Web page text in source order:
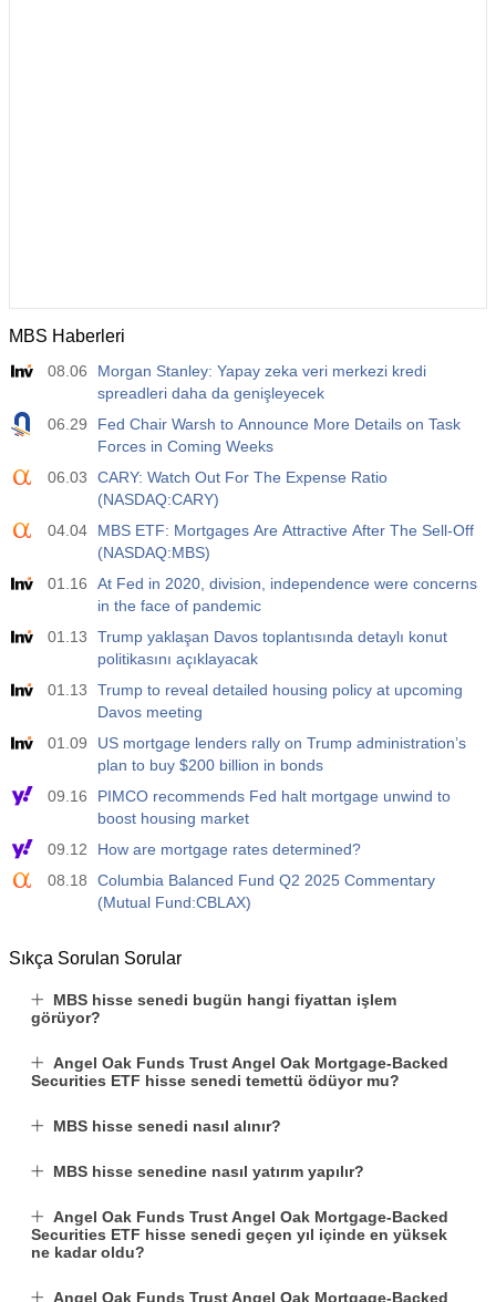
MBS Haberleri
08.06
Morgan Stanley: Yapay zeka veri merkezi kredi
spreadleri daha da genişleyecek
06.29
Fed Chair Warsh to Announce More Details on Task
Forces in Coming Weeks
06.03
CARY: Watch Out For The Expense Ratio
(NASDAQ:CARY)
04.04
MBS ETF: Mortgages Are Attractive After The Sell-Off
(NASDAQ:MBS)
01.16
At Fed in 2020, division, independence were concerns
in the face of pandemic
01.13
Trump yaklaşan Davos toplantısında detaylı konut
politikasını açıklayacak
01.13
Trump to reveal detailed housing policy at upcoming
Davos meeting
01.09
US mortgage lenders rally on Trump administration’s
plan to buy $200 billion in bonds
09.16
PIMCO recommends Fed halt mortgage unwind to
boost housing market
09.12
How are mortgage rates determined?
08.18
Columbia Balanced Fund Q2 2025 Commentary
(Mutual Fund:CBLAX)
Sıkça Sorulan Sorular
MBS hisse senedi bugün hangi fiyattan işlem
görüyor?
Angel Oak Funds Trust Angel Oak Mortgage-Backed
Securities ETF hisse senedi temettü ödüyor mu?
MBS hisse senedi nasıl alınır?
MBS hisse senedine nasıl yatırım yapılır?
Angel Oak Funds Trust Angel Oak Mortgage-Backed
Securities ETF hisse senedi geçen yıl içinde en yüksek
ne kadar oldu?
Angel Oak Funds Trust Angel Oak Mortgage-Backed